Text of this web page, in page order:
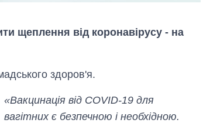
щеплення від коронавірусу - на
здоров'я.
«Вакцинація від COVID-19 для
вагітних є безпечною і необхідною.